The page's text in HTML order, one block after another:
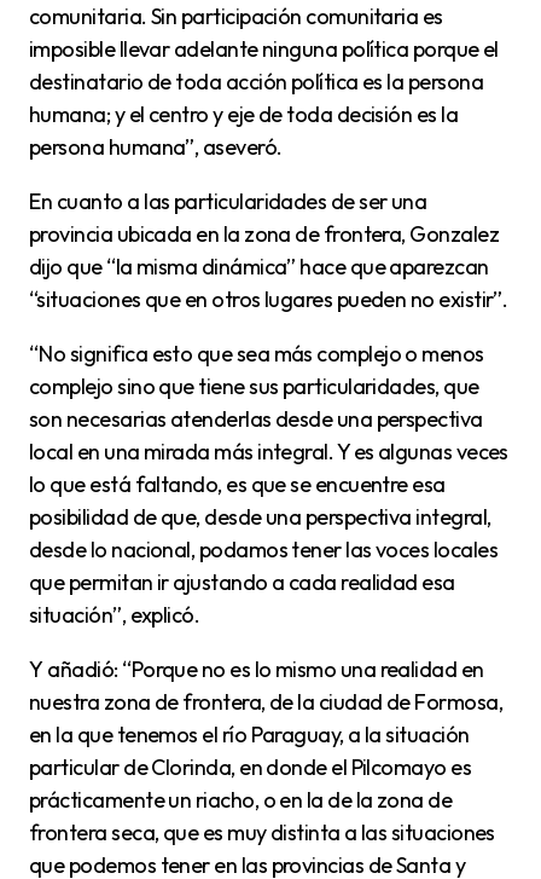
comunitaria. Sin participación comunitaria es
imposible llevar adelante ninguna política porque el
destinatario de toda acción política es la persona
humana; y el centro y eje de toda decisión es la
persona humana”, aseveró.
En cuanto a las particularidades de ser una
provincia ubicada en la zona de frontera, Gonzalez
dijo que “la misma dinámica” hace que aparezcan
“situaciones que en otros lugares pueden no existir”.
“No significa esto que sea más complejo o menos
complejo sino que tiene sus particularidades, que
son necesarias atenderlas desde una perspectiva
local en una mirada más integral. Y es algunas veces
lo que está faltando, es que se encuentre esa
posibilidad de que, desde una perspectiva integral,
desde lo nacional, podamos tener las voces locales
que permitan ir ajustando a cada realidad esa
situación”, explicó.
Y añadió: “Porque no es lo mismo una realidad en
nuestra zona de frontera, de la ciudad de Formosa,
en la que tenemos el río Paraguay, a la situación
particular de Clorinda, en donde el Pilcomayo es
prácticamente un riacho, o en la de la zona de
frontera seca, que es muy distinta a las situaciones
que podemos tener en las provincias de Santa y